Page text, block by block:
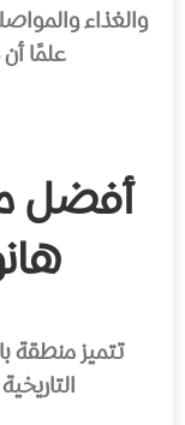
والغذاء
علمًا
أفضل
تتميز منطقة